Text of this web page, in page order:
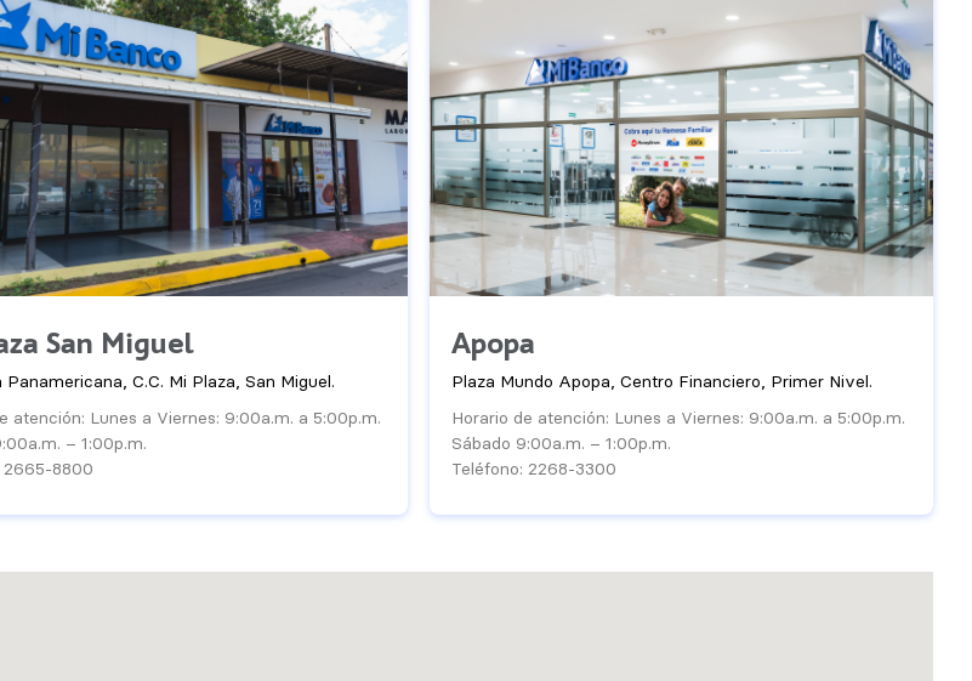
San Miguel
Panamericana, C.C. Mi Plaza, San Miguel.
atención: Lunes a Viernes: 9:00a.m. a 5:00p.m.
– 1:00p.m.
2665-8800
Apopa
Plaza Mundo Apopa, Centro Financiero, Primer Nivel.
Horario de atención: Lunes a Viernes: 9:00a.m. a 5:00p.m.
Sábado 9:00a.m. – 1:00p.m.
Teléfono: 2268-3300